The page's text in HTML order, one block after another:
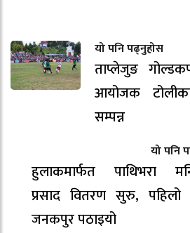
यो पनि पढ्नुहोस
ताप्लेजुङ
आयोजक
सम्पन्न
यो पनि
हुलाकमार्फत पाथिभरा
प्रसाद वितरण सुरु, पहिलो
जनकपुर पठाइयो